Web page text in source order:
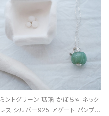
ミントグリーン 瑪瑙 かぼちゃ ネック
レス シルバー925 アゲート パンプキ